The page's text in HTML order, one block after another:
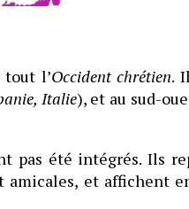
l’Occident chrétien.
Italie), et au sud-
pas été intégrés. Ils
amicales, et affichent